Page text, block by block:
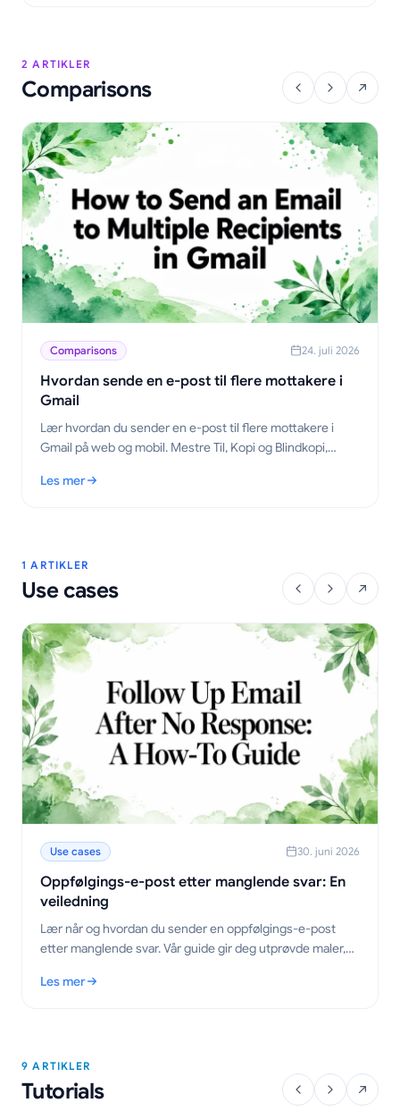
2 ARTIKLER
Comparisons
Comparisons 24. juli 2026
Hvordan sende en e-post til flere mottakere i
Gmail
Lær hvordan du sender en e-post til flere mottakere i
Gmail på web og mobil. Mestre Til, Kopi og Blindkopi,
Les mer
: Hvordan sende en e-post til flere mottakere i Gmail
1 ARTIKLER
Use cases
Use cases 30. juni 2026
Oppfølgings-e-post etter manglende svar: En
veiledning
Lær når og hvordan du sender en oppfølgings-e-post
etter manglende svar. Vår guide gir deg utprøvde maler,
Les mer
: Oppfølgings-e-post etter manglende svar: En veiledning
9 ARTIKLER
Tutorials